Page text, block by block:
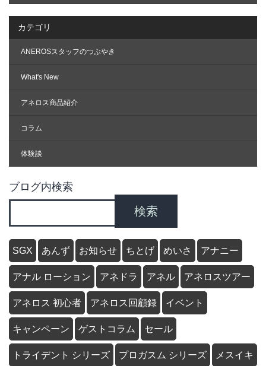
カテゴリ
ANEROSスタッフのつぶやき
What's New
アネロス商品紹介
コラム
体験談
ブログ内検索
検索
SGX あんず お知らせ ちとげ めいさ アナニー
アナル ローション アネドラ アネル アネロスツアー
アネロス 初心者 アネロス回顧録 イベント
キャンペーン ゲストコラム セール
トライデント シリーズ プロガスム シリーズ メスイキ